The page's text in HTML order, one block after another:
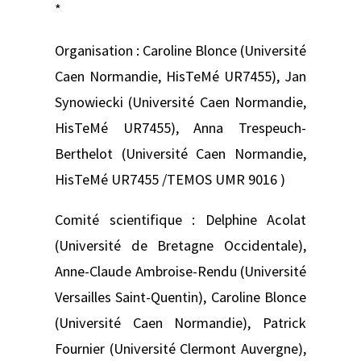
*
Organisation : Caroline Blonce (Université
Caen Normandie, HisTeMé UR7455), Jan
Synowiecki (Université Caen Normandie,
HisTeMé UR7455), Anna Trespeuch-
Berthelot (Université Caen Normandie,
HisTeMé UR7455 /TEMOS UMR 9016 )
Comité scientifique : Delphine Acolat
(Université de Bretagne Occidentale),
Anne-Claude Ambroise-Rendu (Université
Versailles Saint-Quentin), Caroline Blonce
(Université Caen Normandie), Patrick
Fournier (Université Clermont Auvergne),